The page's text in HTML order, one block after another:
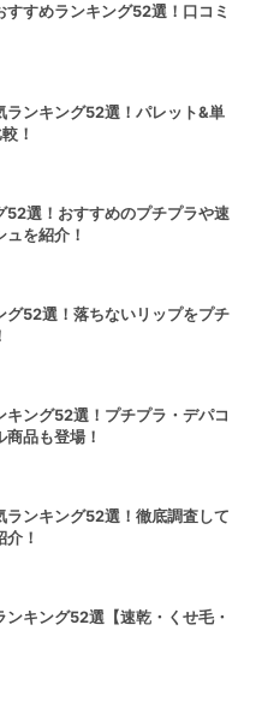
すめランキング52選！口コミ
ランキング52選！パレット&単
！
52選！おすすめのプチプラや速
を紹介！
グ52選！落ちないリップをプチ
ング52選！プチプラ・デパコ
品も登場！
ランキング52選！徹底調査して
！
ンキング52選【速乾・くせ毛・